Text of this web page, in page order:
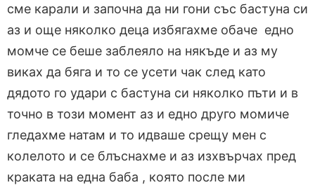
сме карали и започна да ни гони със бастуна си
аз и още няколко деца избягахме обаче едно
момче се беше заблеяло на някъде и аз му
виках да бяга и то се усети чак след като
дядото го удари с бастуна си няколко пъти и в
точно в този момент аз и едно друго момиче
гледахме натам и то идваше срещу мен с
колелото и се блъснахме и аз изхвърчах пред
краката на една баба , която после ми